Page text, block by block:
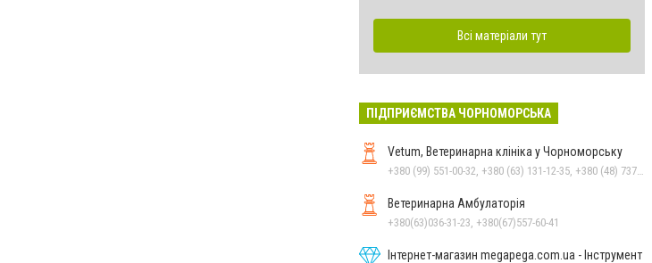
Всі матеріали тут
ПІДПРИЄМСТВА ЧОРНОМОРСЬКА
Vetum, Ветеринарна клініка у Чорноморську
Ветеринарна Амбулаторія
+380(63)036-31-23, +380(67)557-60-41
Інтернет-магазин megapega.com.ua - Інструмент